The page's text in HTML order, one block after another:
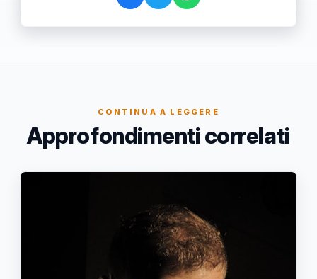
CONTINUA A LEGGERE
Approfondimenti correlati